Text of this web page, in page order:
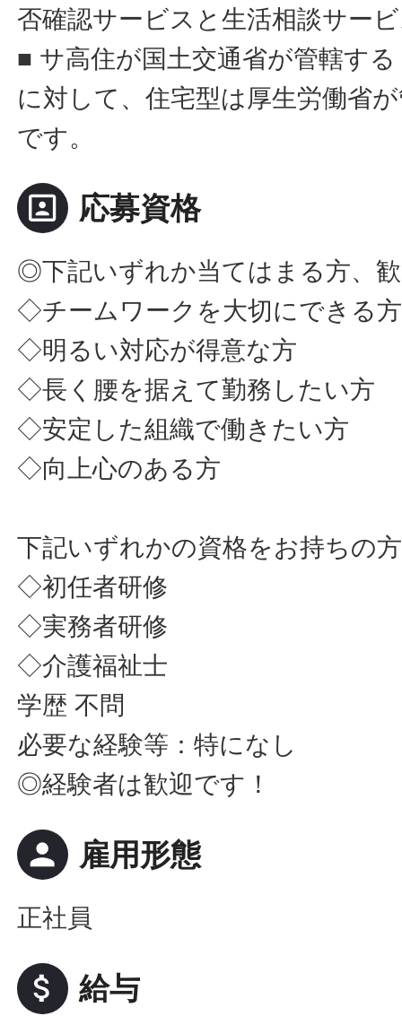
否確認サービスと生活相談サー
■ サ高住が国土交通省が管轄す
に対して、住宅型は厚生労働省
です。
portrait 応募資格
◎下記いずれか当てはまる方、
◇チームワークを大切にできる方
◇明るい対応が得意な方
◇長く腰を据えて勤務したい方
◇安定した組織で働きたい方
◇向上心のある方
下記いずれかの資格をお持ちの方
◇初任者研修
◇実務者研修
◇介護福祉士
学歴 不問
必要な経験等：特になし
◎経験者は歓迎です！
person 雇用形態
正社員
attach_money 給与